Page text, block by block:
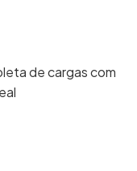
de cargas com